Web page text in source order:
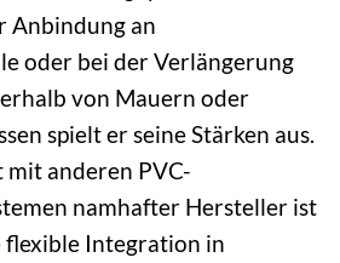
Anbindung an
oder bei der Verlängerung
von Mauern oder
spielt er seine Stärken aus.
anderen PVC-
namhafter Hersteller ist
flexible Integration in